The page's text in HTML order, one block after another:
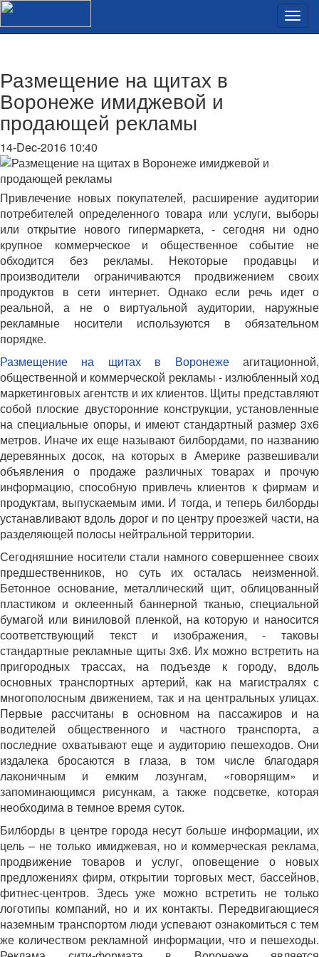
Размещение на щитах в
Воронеже имиджевой и
продающей рекламы
14-Dec-2016 10:40
Привлечение новых покупателей, расширение аудитории
потребителей определенного товара или услуги, выборы
или открытие нового гипермаркета, - сегодня ни одно
крупное коммерческое и общественное событие не
обходится без рекламы. Некоторые продавцы и
производители ограничиваются продвижением своих
продуктов в сети интернет. Однако если речь идет о
реальной, а не о виртуальной аудитории, наружные
рекламные носители используются в обязательном
порядке.
Размещение на щитах в Воронежеагитационной,
общественной и коммерческой рекламы - излюбленный ход
маркетинговых агентств и их клиентов. Щиты представляют
собой плоские двусторонние конструкции, установленные
на специальные опоры, и имеют стандартный размер 3x6
метров. Иначе их еще называют билбордами, по названию
деревянных досок, на которых в Америке развешивали
объявления о продаже различных товарах и прочую
информацию, способную привлечь клиентов к фирмам и
продуктам, выпускаемым ими. И тогда, и теперь билборды
устанавливают вдоль дорог и по центру проезжей части, на
разделяющей полосы нейтральной территории.
Сегодняшние носители стали намного совершеннее своих
предшественников, но суть их осталась неизменной.
Бетонное основание, металлический щит, облицованный
пластиком и оклеенный баннерной тканью, специальной
бумагой или виниловой пленкой, на которую и наносится
соответствующий текст и изображения, - таковы
стандартные рекламные щиты 3х6. Их можно встретить на
пригородных трассах, на подъезде к городу, вдоль
основных транспортных артерий, как на магистралях с
многополосным движением, так и на центральных улицах.
Первые рассчитаны в основном на пассажиров и на
водителей общественного и частного транспорта, а
последние охватывают еще и аудиторию пешеходов. Они
издалека бросаются в глаза, в том числе благодаря
лаконичным и емким лозунгам, «говорящим» и
запоминающимся рисункам, а также подсветке, которая
необходима в темное время суток.
Билборды в центре города несут больше информации, их
цель – не только имиджевая, но и коммерческая реклама,
продвижение товаров и услуг, оповещение о новых
предложениях фирм, открытии торговых мест, бассейнов,
фитнес-центров. Здесь уже можно встретить не только
логотипы компаний, но и их контакты. Передвигающиеся
наземным транспортом люди успевают ознакомиться с тем
же количеством рекламной информации, что и пешеходы.